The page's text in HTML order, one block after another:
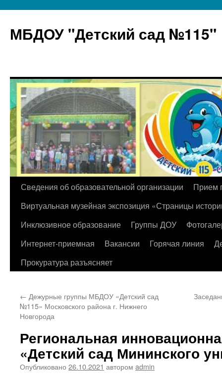
МБДОУ "Детский сад №115"
Перейти
содержимому
Сведения об образовательной организации
Прием
Виртуальная музейная экспозиция «Страницы
Инклюзивное образование
Группы ДОУ
Интернет-приемная
Вакансии Горячая линия
Прокуратура разъясняет
← Дежурные группы МБДОУ «Детский сад
№115» Московского района г. Нижнего
Новгорода
Региональная
«Детский сад Мининского
Опубликовано 26.10.2021 автором admin